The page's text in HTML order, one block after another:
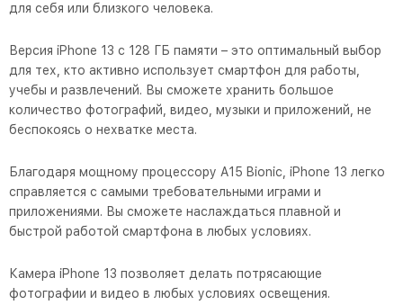
для себя или близкого человека.
Версия iPhone 13 с 128 ГБ памяти – это оптимальный выбор
для тех, кто активно использует смартфон для работы,
учебы и развлечений. Вы сможете хранить большое
количество фотографий, видео, музыки и приложений, не
беспокоясь о нехватке места.
Благодаря мощному процессору A15 Bionic, iPhone 13 легко
справляется с самыми требовательными играми и
приложениями. Вы сможете наслаждаться плавной и
быстрой работой смартфона в любых условиях.
Камера iPhone 13 позволяет делать потрясающие
фотографии и видео в любых условиях освещения.